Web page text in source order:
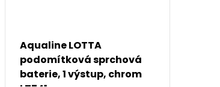
Aqualine LOTTA
podomítková sprchová
baterie, 1 výstup, chrom